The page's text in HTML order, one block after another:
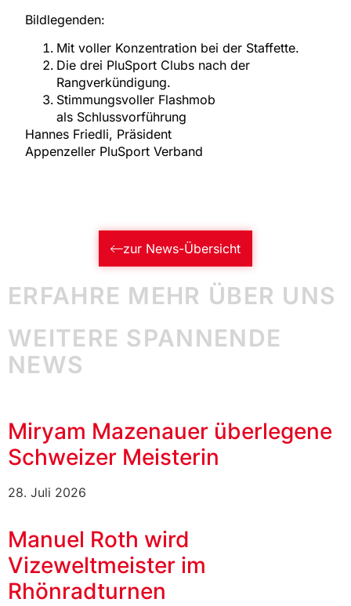
Bildlegenden:
Mit voller Konzentration bei der Staffette.
Die drei PluSport Clubs nach der
Rangverkündigung.
Stimmungsvoller Flashmob
als Schlussvorführung
Hannes Friedli, Präsident
Appenzeller PluSport Verband
zur News-Übersicht
ERFAHRE MEHR ÜBER UNS
WEITERE SPANNENDE
NEWS
Miryam Mazenauer überlegene
Schweizer Meisterin
28. Juli 2026
Manuel Roth wird
Vizeweltmeister im
Rhönradturnen